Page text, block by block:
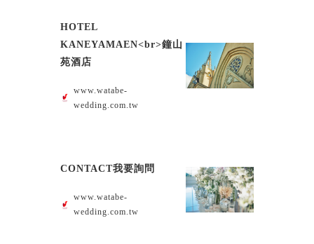
HOTEL
KANEYAMAEN<br>鐘山
苑酒店
www.watabe-
wedding.com.tw
CONTACT我要詢問
www.watabe-
wedding.com.tw